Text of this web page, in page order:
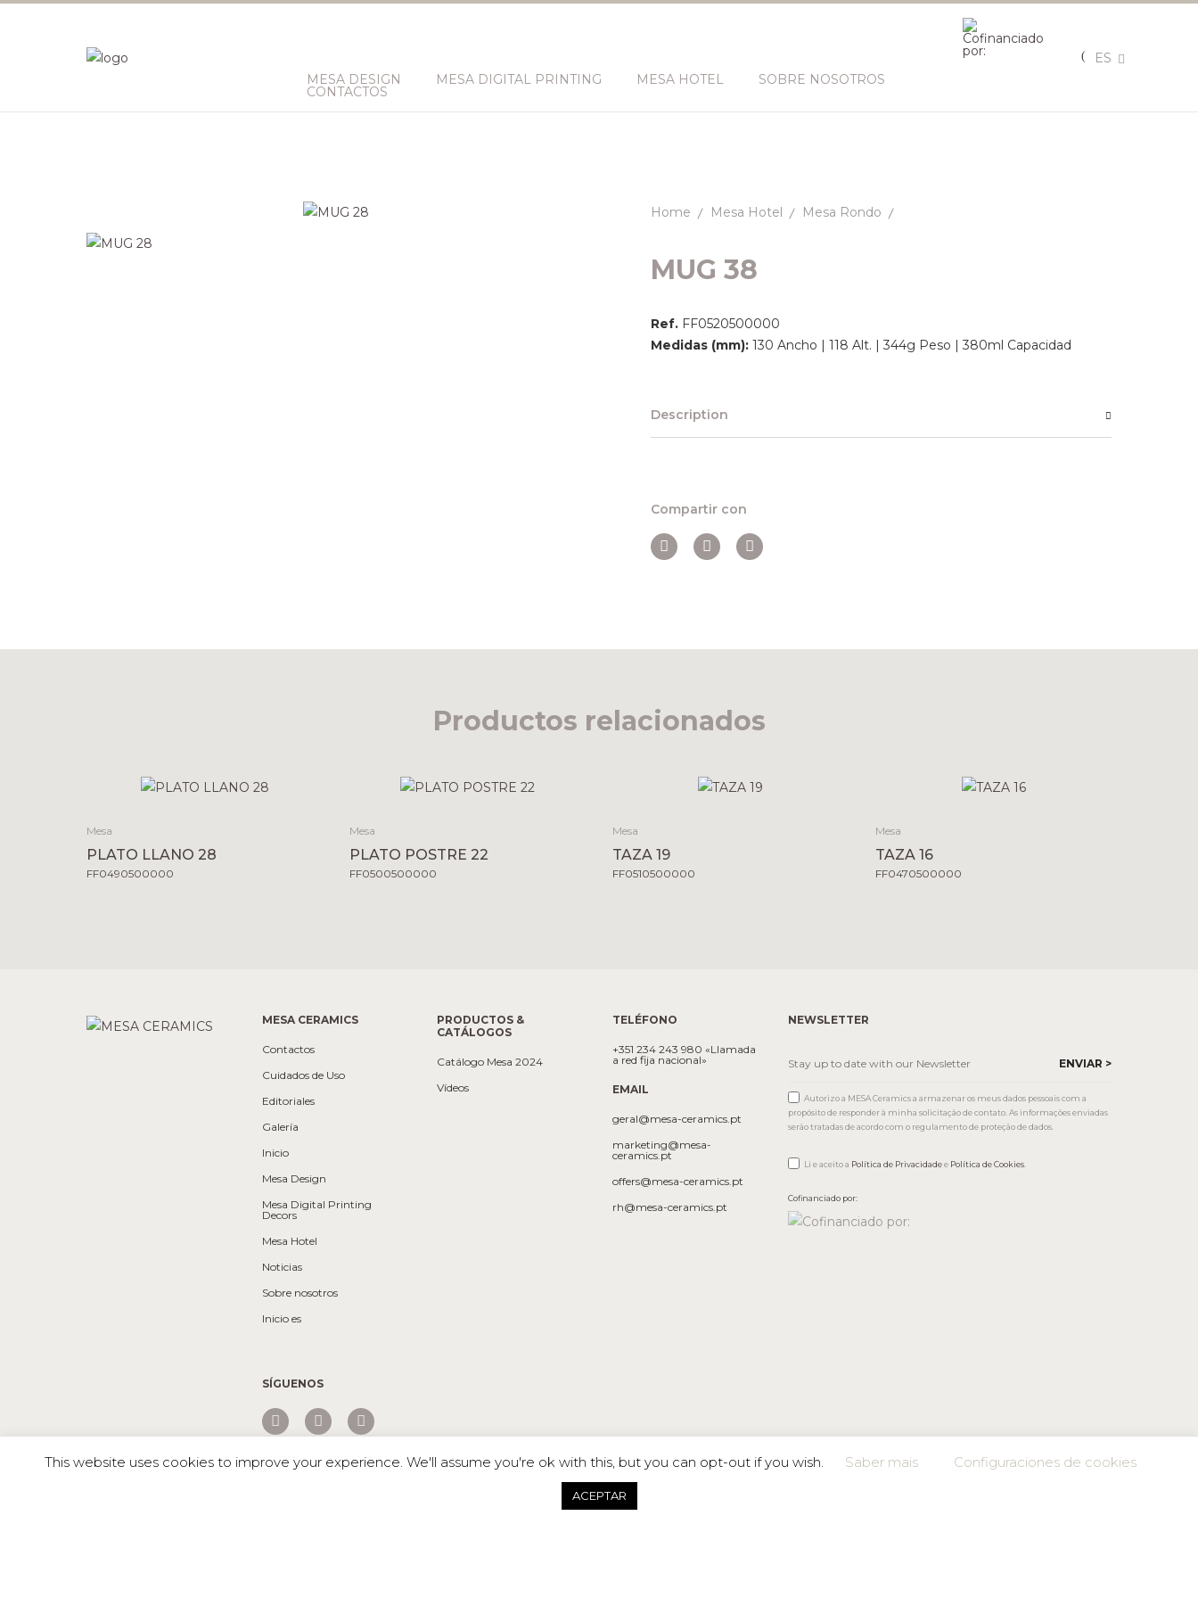
MESA DESIGN MESA DIGITAL PRINTING MESA HOTEL SOBRE NOSOTROS
CONTACTOS
ES
Home Mesa Hotel Mesa Rondo
MUG 38
Ref. FF0520500000
Medidas (mm): 130 Ancho | 118 Alt. | 344g Peso | 380ml Capacidad
Description
Compartir con
Productos relacionados
Mesa
PLATO LLANO 28
FF0490500000
Mesa
PLATO POSTRE 22
FF0500500000
Mesa
TAZA 19
FF0510500000
Mesa
TAZA 16
FF0470500000
MESA CERAMICS
Contactos
Cuidados de Uso
Editoriales
Galería
Inicio
Mesa Design
Mesa Digital Printing
Decors
Mesa Hotel
Noticias
Sobre nosotros
Inicio es
SÍGUENOS
PRODUCTOS &
CATÁLOGOS
Catálogo Mesa 2024
Vídeos
TELÉFONO
+351 234 243 980 «Llamada
a red fija nacional»
EMAIL
geral@mesa-ceramics.pt
marketing@mesa-
ceramics.pt
offers@mesa-ceramics.pt
rh@mesa-ceramics.pt
NEWSLETTER
Autorizo a MESA Ceramics a armazenar os meus dados pessoais com a
propósito de responder à minha solicitação de contato. As informações enviadas
serão tratadas de acordo com o regulamento de proteção de dados.
Li e aceito a Política de Privacidadee Política de Cookies.
Cofinanciado por:
This website uses cookies to improve your experience. We'll assume you're ok with this, but you can opt-out if you wish. Saber mais Configuraciones de cookies
ACEPTAR